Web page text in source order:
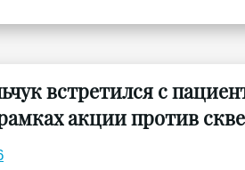
встретился с
акции против